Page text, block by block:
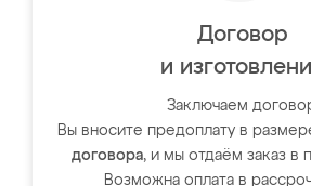
Договор
и
Заключаем
Вы вносите предоплату в
договора, и мы отдаём заказ в
Возможна оплата в